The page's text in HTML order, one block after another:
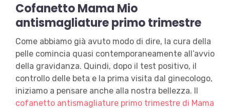
Cofanetto Mama Mio
antismagliature primo trimestre
Come abbiamo già avuto modo di dire, la cura della
pelle comincia quasi contemporaneamente all’avvio
della gravidanza. Quindi, dopo il test positivo, il
controllo delle beta e la prima visita dal ginecologo,
iniziamo a pensare anche alla nostra bellezza. Il
cofanetto antismagliature primo trimestre di Mama